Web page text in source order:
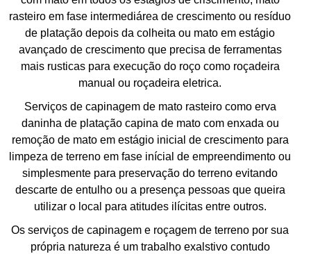
rasteiro em fase intermediárea de crescimento ou resíduo
de platação depois da colheita ou mato em estágio
avançado de crescimento que precisa de ferramentas
mais rusticas para execução do roço como roçadeira
manual ou roçadeira eletrica.
Serviços de capinagem de mato rasteiro como erva
daninha de platação capina de mato com enxada ou
remoção de mato em estágio inicial de crescimento para
limpeza de terreno em fase inícial de empreendimento ou
simplesmente para preservação do terreno evitando
descarte de entulho ou a presença pessoas que queira
utilizar o local para atitudes ilícitas entre outros.
Os serviços de capinagem e roçagem de terreno por sua
própria natureza é um trabalho exalstivo contudo